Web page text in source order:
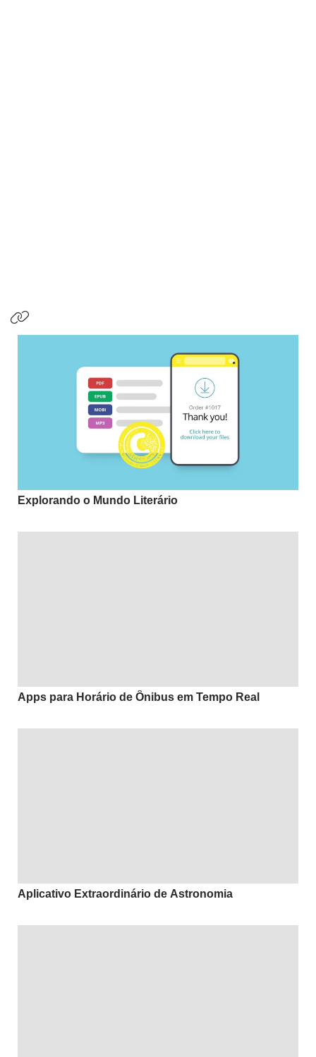
Explorando o Mundo Literário
Apps para Horário de Ônibus em Tempo Real
Aplicativo Extraordinário de Astronomia